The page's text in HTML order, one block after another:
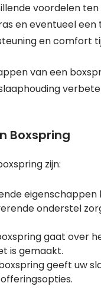
voordelen
en eventueel
en comfort
van een
Boxspring
zijn:
onderstel
gaat over
is gemaakt.
geeft uw